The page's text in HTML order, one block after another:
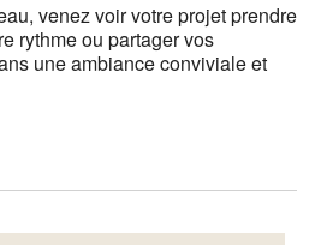
venez voir votre projet prendre
rythme ou partager vos
une ambiance conviviale et